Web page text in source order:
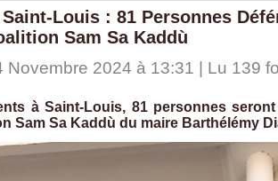
Louis : 81 Personnes
Sam Sa Kaddù
Novembre 2024 à 13:31 | Lu 139
à Saint-Louis, 81 personnes
Sam Sa Kaddù du maire Barthélémy